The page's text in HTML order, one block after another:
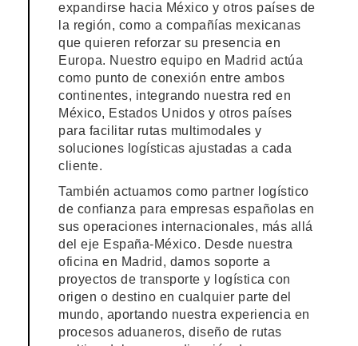
expandirse hacia México y otros países de
la región, como a compañías mexicanas
que quieren reforzar su presencia en
Europa. Nuestro equipo en Madrid actúa
como punto de conexión entre ambos
continentes, integrando nuestra red en
México, Estados Unidos y otros países
para facilitar rutas multimodales y
soluciones logísticas ajustadas a cada
cliente.
También actuamos como partner logístico
de confianza para empresas españolas en
sus operaciones internacionales, más allá
del eje España-México. Desde nuestra
oficina en Madrid, damos soporte a
proyectos de transporte y logística con
origen o destino en cualquier parte del
mundo, aportando nuestra experiencia en
procesos aduaneros, diseño de rutas